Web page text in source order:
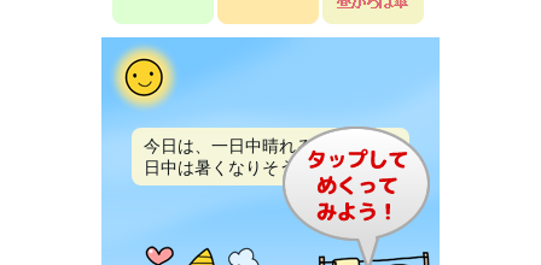
今日は、一日中晴れるでしょう。
日中は暑くなりそうです。